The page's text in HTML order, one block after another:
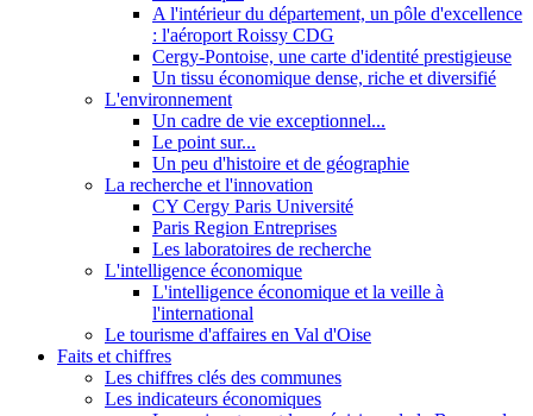
A l'intérieur du département, un pôle d'excellence
: l'aéroport Roissy CDG
Cergy-Pontoise, une carte d'identité prestigieuse
Un tissu économique dense, riche et diversifié
L'environnement
Un cadre de vie exceptionnel...
Le point sur...
Un peu d'histoire et de géographie
La recherche et l'innovation
CY Cergy Paris Université
Paris Region Entreprises
Les laboratoires de recherche
L'intelligence économique
L'intelligence économique et la veille à
l'international
Le tourisme d'affaires en Val d'Oise
Faits et chiffres
Les chiffres clés des communes
Les indicateurs économiques